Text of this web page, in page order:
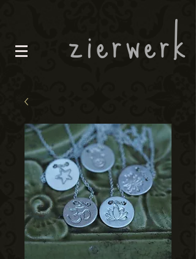
zierwerk